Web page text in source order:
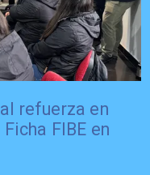
refuerza en
FIBE en